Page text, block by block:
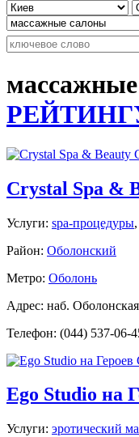
Crystal Spa &
Услуги: spa-процедуры,
Район: Оболонский
Метро: Оболонь
Адрес: наб.
Телефон: (044) 537-06-
Ego Studio на
Услуги: эротический